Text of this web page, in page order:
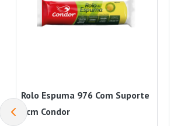
Rolo Espuma 976 Com Suporte
9cm Condor